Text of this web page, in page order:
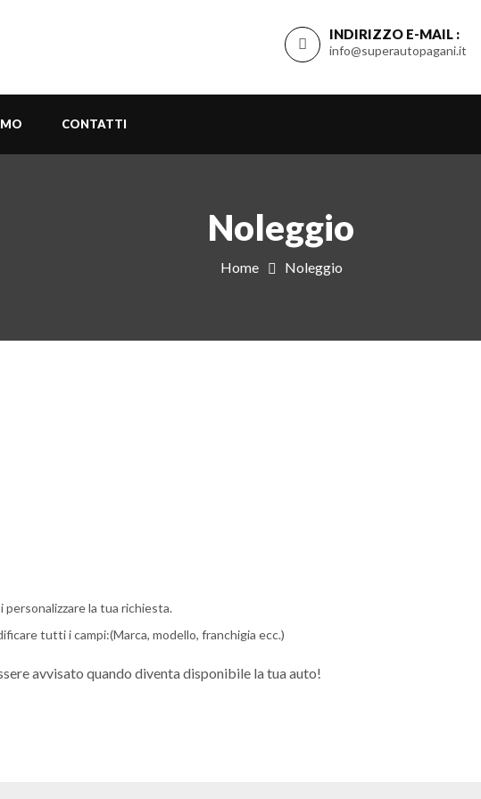
INDIRIZZO E-MAIL :
info@superautopagani.it
CONTATTI
Noleggio
Home Noleggio
personalizzare la tua richiesta.
tutti i campi:(Marca, modello, franchigia ecc.)
avvisato quando diventa disponibile la tua auto!